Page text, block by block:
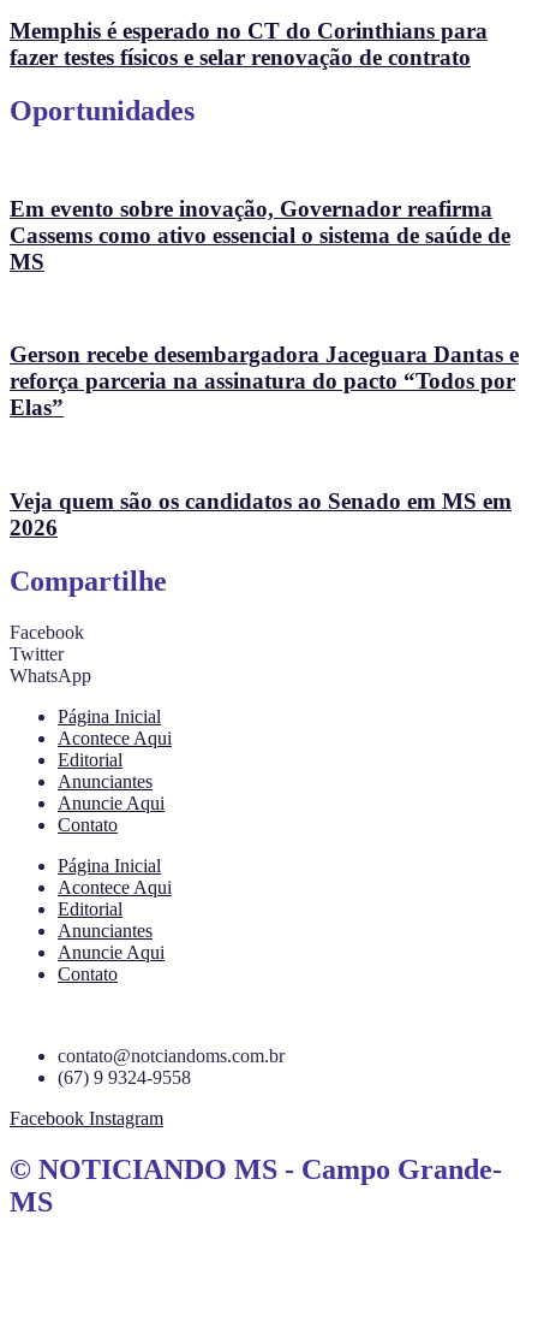
Memphis é esperado no CT do Corinthians para
fazer testes físicos e selar renovação de contrato
Oportunidades
Em evento sobre inovação, Governador reafirma
Cassems como ativo essencial o sistema de saúde de
MS
Gerson recebe desembargadora Jaceguara Dantas e
reforça parceria na assinatura do pacto “Todos por
Elas”
Veja quem são os candidatos ao Senado em MS em
2026
Compartilhe
Facebook
Twitter
WhatsApp
Página Inicial
Acontece Aqui
Editorial
Anunciantes
Anuncie Aqui
Contato
Página Inicial
Acontece Aqui
Editorial
Anunciantes
Anuncie Aqui
Contato
contato@notciandoms.com.br
(67) 9 9324-9558
Facebook Instagram
© NOTICIANDO MS - Campo Grande-
MS